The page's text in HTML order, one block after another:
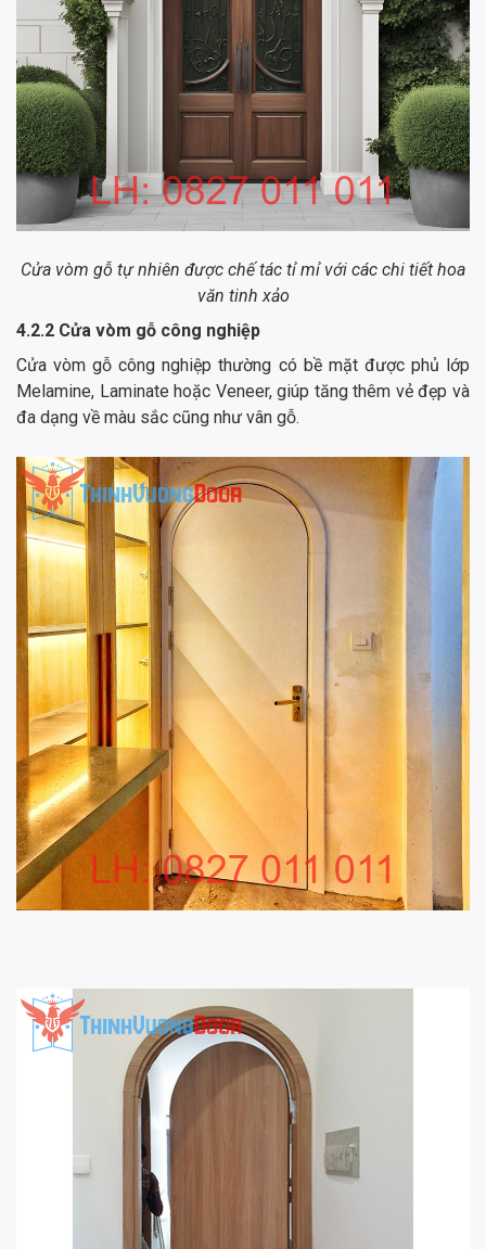
Cửa vòm gỗ tự nhiên được chế tác tỉ mỉ với các chi tiết hoa
văn tinh xảo
4.2.2 Cửa vòm gỗ công nghiệp
Cửa vòm gỗ công nghiệp thường có bề mặt được phủ lớp
Melamine, Laminate hoặc Veneer, giúp tăng thêm vẻ đẹp và
đa dạng về màu sắc cũng như vân gỗ.